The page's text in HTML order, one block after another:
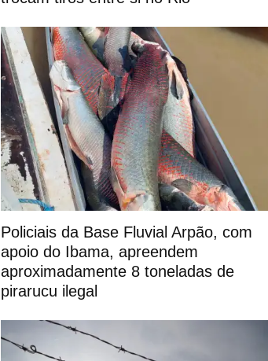
Policiais da Base Fluvial Arpão, com
apoio do Ibama, apreendem
aproximadamente 8 toneladas de
pirarucu ilegal